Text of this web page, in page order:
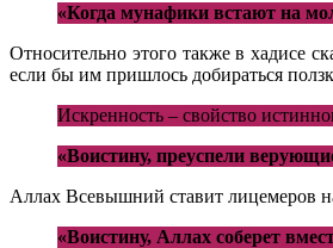
«Когда мунафики встают на
Относительно этого также в хадисе
если бы им пришлось добираться
Искренность – свойство
«Воистину, преуспели
Аллах Всевышний ставит лицемеров
«Воистину, Аллах соберет